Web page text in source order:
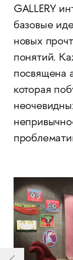
GALLERY
базовые
новых
понятий.
посвящена
которая